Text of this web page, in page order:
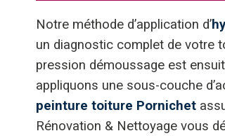
Notre méthode d’application d’
un diagnostic complet de votre
pression démoussage est
appliquons une sous-couche
peinture toiture Pornichet
Rénovation & Nettoyage vous